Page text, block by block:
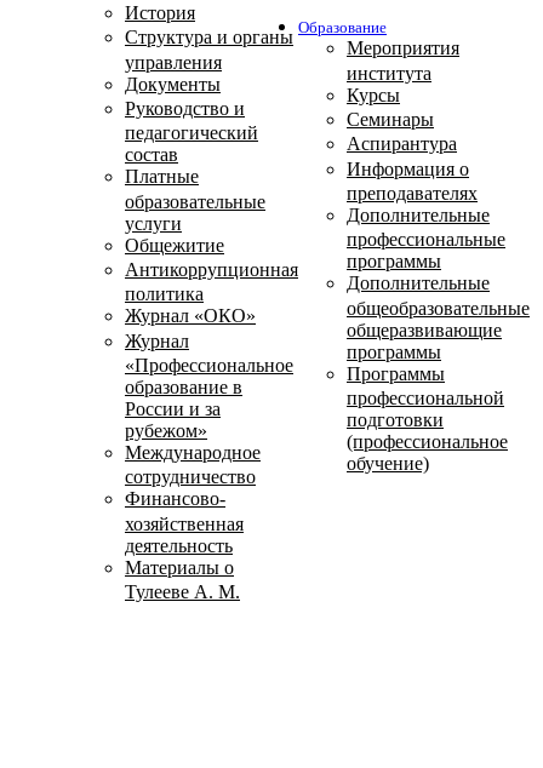
История
Структура и органы
управления
Документы
Руководство и
педагогический
состав
Платные
образовательные
услуги
Общежитие
Антикоррупционная
политика
Журнал «ОКО»
Журнал
«Профессиональное
образование в
России и за
рубежом»
Международное
сотрудничество
Финансово-
хозяйственная
деятельность
Материалы о
Тулееве А. М.
Образование
Мероприятия
института
Курсы
Семинары
Аспирантура
Информация о
преподавателях
Дополнительные
профессиональные
программы
Дополнительные
общеобразовательные
общеразвивающие
программы
Программы
профессиональной
подготовки
(профессиональное
обучение)